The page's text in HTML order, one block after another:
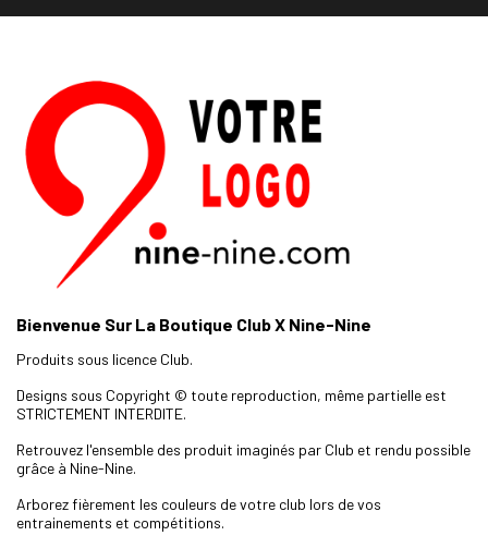
Bienvenue Sur La Boutique Club X Nine-Nine
Produits sous licence Club.
Designs sous Copyright © toute reproduction, même partielle est
STRICTEMENT INTERDITE.
Retrouvez l'ensemble des produit imaginés par Club et rendu possible
grâce à Nine-Nine.
Arborez fièrement les couleurs de votre club lors de vos
entrainements et compétitions.